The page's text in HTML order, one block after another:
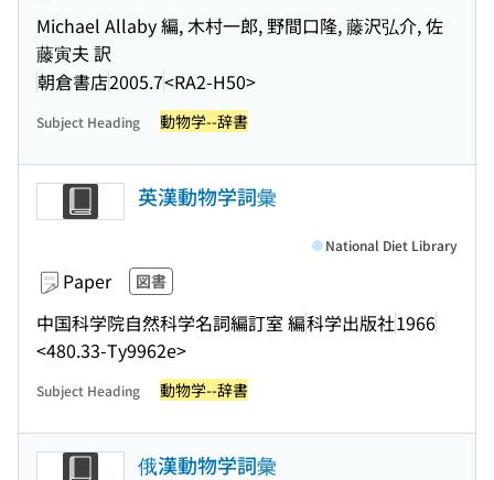
Michael Allaby 編, 木村一郎, 野間口隆, 藤沢弘介, 佐
藤寅夫 訳
朝倉書店2005.7<RA2-H50>
Subject Heading 動物学--辞書
英漢動物学詞彙
Paper 図書
中国科学院自然科学名詞編訂室 編科学出版社1966
<480.33-Ty9962e>
National Diet Library
Subject Heading 動物学--辞書
俄漢動物学詞彙